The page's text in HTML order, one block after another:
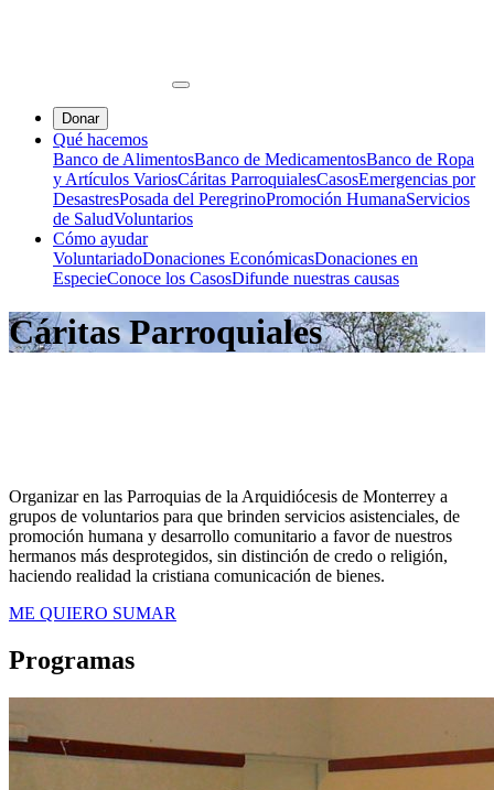
Donar
Qué hacemos
Banco de AlimentosBanco de MedicamentosBanco de Ropa
y Artículos VariosCáritas ParroquialesCasosEmergencias por
DesastresPosada del PeregrinoPromoción HumanaServicios
de SaludVoluntarios
Cómo ayudar
VoluntariadoDonaciones EconómicasDonaciones en
EspecieConoce los CasosDifunde nuestras causas
Cáritas Parroquiales
Organizar en las Parroquias de la Arquidiócesis de Monterrey a
grupos de voluntarios para que brinden servicios asistenciales, de
promoción humana y desarrollo comunitario a favor de nuestros
hermanos más desprotegidos, sin distinción de credo o religión,
haciendo realidad la cristiana comunicación de bienes.
ME QUIERO SUMAR
Programas